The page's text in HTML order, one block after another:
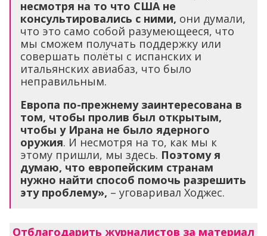
несмотря на то что США не
консультировались с ними, они думали,
что это само собой разумеющееся, что
мы сможем получать поддержку или
совершать полёты с испанских и
итальянских авиабаз, что было
неправильным.
Европа по-прежнему заинтересована в
том, чтобы пролив был открытым,
чтобы у Ирана не было ядерного
оружия. И несмотря на то, как мы к
этому пришли, мы здесь. Поэтому я
думаю, что европейским странам
нужно найти способ помочь разрешить
эту проблему», – уговаривал Ходжес.
Отблагодарить журналистов за материал